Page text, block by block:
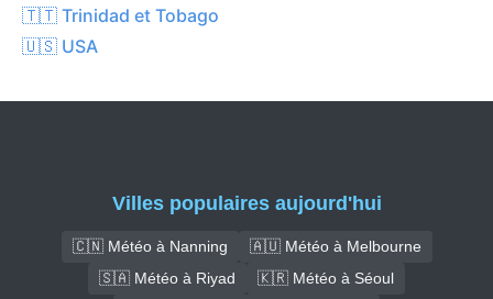
🇹🇹 Trinidad et Tobago
🇺🇸 USA
Villes populaires aujourd'hui
🇨🇳 Météo à Nanning
🇦🇺 Météo à Melbourne
🇸🇦 Météo à Riyad
🇰🇷 Météo à Séoul